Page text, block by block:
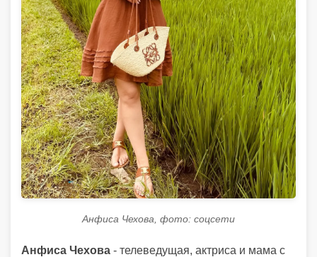
Анфиса Чехова, фото: соцсети
Анфиса Чехова - телеведущая, актриса и мама с